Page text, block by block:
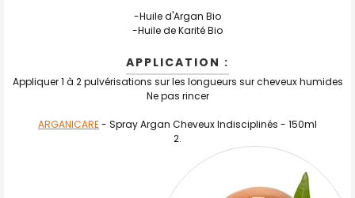
-Huile d'Argan Bio
-Huile de Karité Bio
APPLICATION :
Appliquer 1 à 2 pulvérisations sur les longueurs sur cheveux humides
Ne pas rincer
ARGANICARE- Spray Argan Cheveux Indisciplinés - 150ml